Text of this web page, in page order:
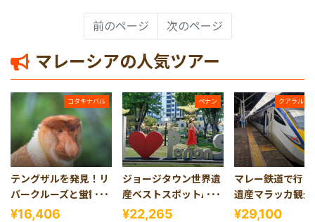
前のページ 次のページ
マレーシアの人気ツアー
コタキナバル
テングザルを発見！リ
バークルーズと蛍観賞
ツアー（コタキナバル
¥16,406
ペナン
ジョージタウン世界遺
産ベストスポットAll
in One＜午前発半日観
¥22,265
クアラルン
マレー鉄道で行
遺産マラッカ観
上モスク観賞つ
¥29,100